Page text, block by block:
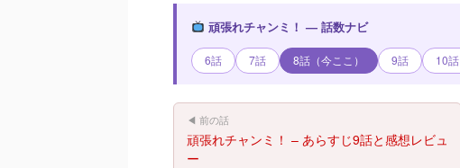
頑張れチャンミ！ — 話数ナビ
6話 7話 8話（今ここ） 9話 10話
◀ 前の話
頑張れチャンミ！ – あらすじ9話と感想レビュ
ー